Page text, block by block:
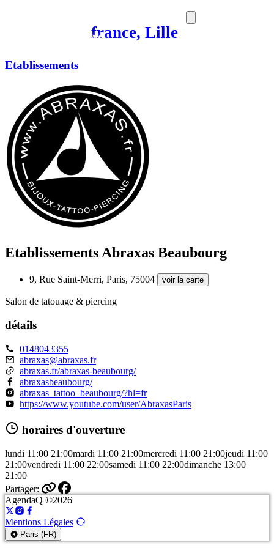
france, Lille
MAG
Etablissements
Etablissements Abraxas Beaubourg
9, Rue Saint-Merri, Paris, 75004 voir la carte
Salon de tatouage & piercing
détails
0148043355
abraxas@abraxas.fr
abraxas.fr/abraxas-beaubourg/
abraxasbeaubourg/
abraxas_tattoo_beaubourg/?hl=fr
https://www.youtube.com/user/AbraxasParis
horaires d'ouverture
lundi 11:00 21:00mardi 11:00 21:00mercredi 11:00 21:00jeudi 11:00
21:00vendredi 11:00 22:00samedi 11:00 22:00dimanche 13:00
21:00
Partager:
AgendaQ ©2026
Mentions Légales
Paris (FR)